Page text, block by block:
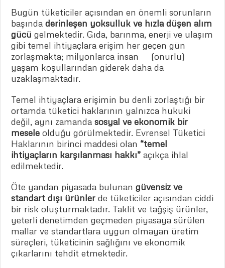
Bugün tüketiciler açısından en önemli sorunların
başındaderinleşen yoksulluk ve hızla düşen alım
gücü gelmektedir. Gıda, barınma, enerji ve ulaşım
gibi temel ihtiyaçlara erişim her geçen gün
zorlaşmakta; milyonlarca insan
(onurlu)
yaşam koşullarından giderek daha da
uzaklaşmaktadır.
Temel ihtiyaçlara erişimin bu denli zorlaştığı bir
ortamda tüketici haklarının yalnızca hukuki
değil, aynı zamandasosyal ve ekonomik bir
mesele olduğu görülmektedir. Evrensel Tüketici
Haklarının birinci maddesi olan “temel
ihtiyaçların karşılanması hakkı” açıkça ihlal
edilmektedir.
Öte yandan piyasada bulunangüvensiz ve
standart dışı ürünler de tüketiciler açısından ciddi
bir risk oluşturmaktadır. Taklit ve tağşiş ürünler,
yeterli denetimden geçmeden piyasaya sürülen
mallar ve standartlara uygun olmayan üretim
süreçleri, tüketicinin sağlığını ve ekonomik
çıkarlarını tehdit etmektedir.